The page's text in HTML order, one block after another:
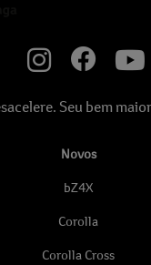
Seu bem
Novos
bZ4X
Corolla
Corolla Cross